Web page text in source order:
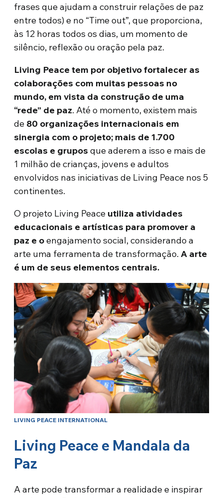
frases que ajudam a construir relações de paz
entre todos) e no “Time out”, que proporciona,
às 12 horas todos os dias, um momento de
silêncio, reflexão ou oração pela paz.
Living Peace tem por objetivo fortalecer as
colaborações com muitas pessoas no
mundo, em vista da construção de uma
“rede” de paz. Até o momento, existem mais
de 80 organizações internacionais em
sinergia com o projeto; mais de 1.700
escolas e grupos que aderem a isso e mais de
1 milhão de crianças, jovens e adultos
envolvidos nas iniciativas de Living Peace nos 5
continentes.
O projeto Living Peace utiliza atividades
educacionais e artísticas para promover a
paz e oengajamento social, considerando a
arte uma ferramenta de transformação.A arte
é um de seus elementos centrais.
LIVING PEACE INTERNATIONAL
Living Peace e Mandala da
Paz
A arte pode transformar a realidade e inspirar